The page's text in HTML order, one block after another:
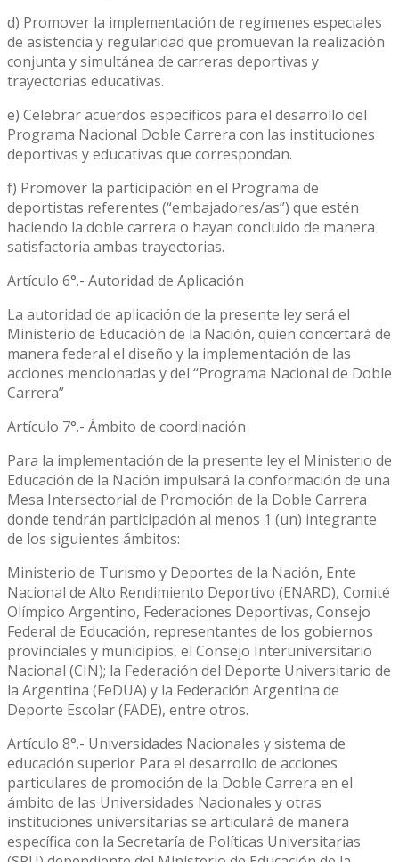
d) Promover la implementación de regímenes especiales
de asistencia y regularidad que promuevan la realización
conjunta y simultánea de carreras deportivas y
trayectorias educativas.
e) Celebrar acuerdos específicos para el desarrollo del
Programa Nacional Doble Carrera con las instituciones
deportivas y educativas que correspondan.
f) Promover la participación en el Programa de
deportistas referentes (“embajadores/as”) que estén
haciendo la doble carrera o hayan concluido de manera
satisfactoria ambas trayectorias.
Artículo 6°.- Autoridad de Aplicación
La autoridad de aplicación de la presente ley será el
Ministerio de Educación de la Nación, quien concertará de
manera federal el diseño y la implementación de las
acciones mencionadas y del “Programa Nacional de Doble
Carrera”
Artículo 7°.- Ámbito de coordinación
Para la implementación de la presente ley el Ministerio de
Educación de la Nación impulsará la conformación de una
Mesa Intersectorial de Promoción de la Doble Carrera
donde tendrán participación al menos 1 (un) integrante
de los siguientes ámbitos:
Ministerio de Turismo y Deportes de la Nación, Ente
Nacional de Alto Rendimiento Deportivo (ENARD), Comité
Olímpico Argentino, Federaciones Deportivas, Consejo
Federal de Educación, representantes de los gobiernos
provinciales y municipios, el Consejo Interuniversitario
Nacional (CIN); la Federación del Deporte Universitario de
la Argentina (FeDUA) y la Federación Argentina de
Deporte Escolar (FADE), entre otros.
Artículo 8°.- Universidades Nacionales y sistema de
educación superior Para el desarrollo de acciones
particulares de promoción de la Doble Carrera en el
ámbito de las Universidades Nacionales y otras
instituciones universitarias se articulará de manera
específica con la Secretaría de Políticas Universitarias